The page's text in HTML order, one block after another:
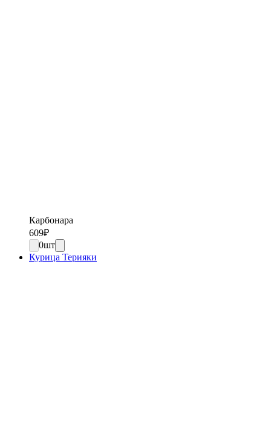
Карбонара
609₽
0шт
Курица Терияки